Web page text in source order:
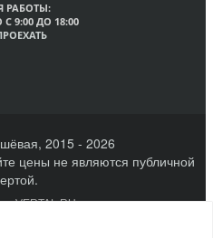
РАБОТЫ:
9:00 ДО 18:00
2015 - 2026
цены не являются публичной
VERTAL.RU
Великий Новгород